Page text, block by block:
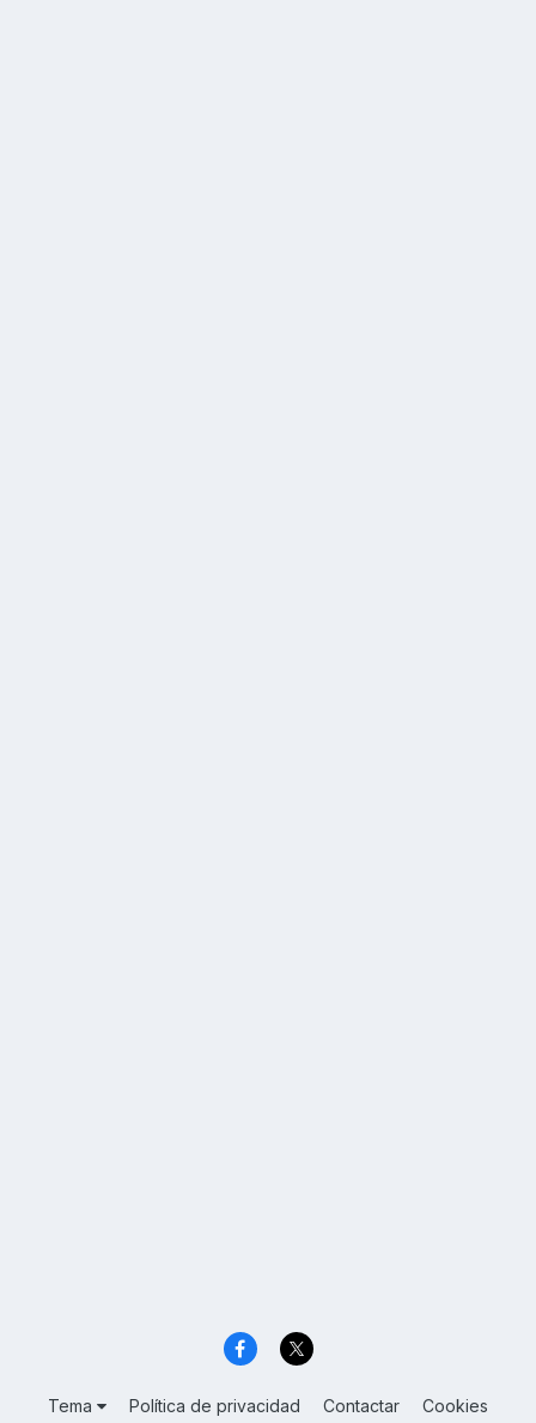
Tema Política de privacidad Contactar Cookies